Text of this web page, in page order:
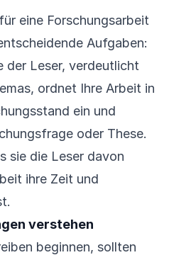
eine Forschungsarbeit
Aufgaben:
der Leser, verdeutlicht
ordnet Ihre Arbeit in
ein und
oder These.
sie die Leser davon
ihre Zeit und
verstehen
beginnen, sollten